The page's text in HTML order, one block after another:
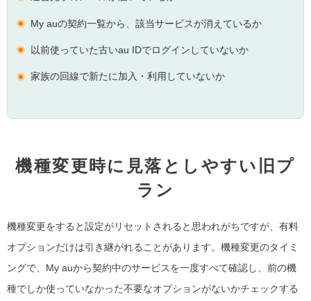
My auの契約一覧から、該当サービスが消えているか
以前使っていた古いau IDでログインしていないか
家族の回線で新たに加入・利用していないか
機種変更時に見落としやすい旧プ
ラン
機種変更をすると設定がリセットされると思われがちですが、有料
オプションだけは引き継がれることがあります。機種変更のタイミ
ングで、My auから契約中のサービスを一度すべて確認し、前の機
種でしか使っていなかった不要なオプションがないかチェックする